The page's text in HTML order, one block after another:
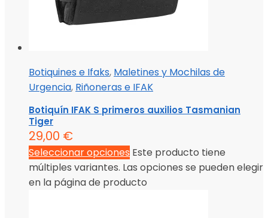
Botiquines e Ifaks, Maletines y Mochilas de
Urgencia, Riñoneras e IFAK
Botiquín IFAK S primeros auxilios Tasmanian
Tiger
29,00 €
Seleccionar opciones Este producto tiene
múltiples variantes. Las opciones se pueden elegir
en la página de producto